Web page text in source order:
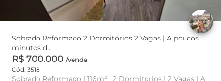
Sobrado Reformado 2 Dormitórios 2 Vagas | A poucos
minutos d...
R$ 700.000 /venda
Cód: 3518
Sobrado Reformado | 116m² | 2 Dormitórios | 2 Vagas | A